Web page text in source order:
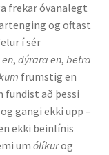
frekar óvanalegt
og oftast
í sér
, dýrara en, betra
frumstig en
að þessi
gangi ekki upp –
ekki beinlínis
um ólíkurog